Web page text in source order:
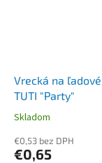
Vrecká na ľadové
TUTI "Party"
Skladom
€0,53 bez DPH
€0,65